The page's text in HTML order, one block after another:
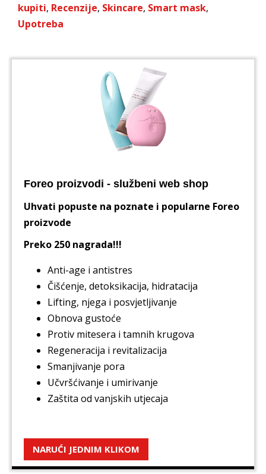
kupiti, Recenzije, Skincare, Smart mask,
Upotreba
Foreo proizvodi - službeni web shop
Uhvati popuste na poznate i popularne Foreo
proizvode
Preko 250 nagrada!!!
Anti-age i antistres
Čišćenje, detoksikacija, hidratacija
Lifting, njega i posvjetljivanje
Obnova gustoće
Protiv mitesera i tamnih krugova
Regeneracija i revitalizacija
Smanjivanje pora
Učvršćivanje i umirivanje
Zaštita od vanjskih utjecaja
NARUĆI JEDNIM KLIKOM